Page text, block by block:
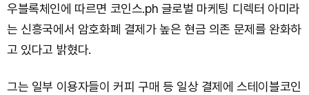
우블록체인에 따르면 코인스.ph 글로벌 마케팅 디렉터 아미라
는 신흥국에서 암호화폐 결제가 높은 현금 의존 문제를 완화하
고 있다고 밝혔다.
그는 일부 이용자들이 커피 구매 등 일상 결제에 스테이블코인